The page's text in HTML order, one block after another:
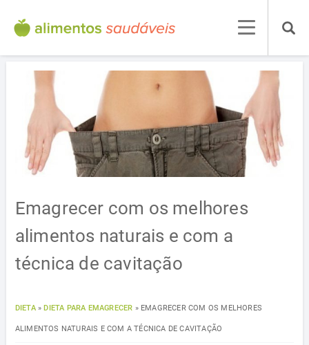
Emagrecer com os melhores
alimentos naturais e com a
técnica de cavitação
DIETA»DIETA PARA EMAGRECER » EMAGRECER COM OS MELHORES
ALIMENTOS NATURAIS E COM A TÉCNICA DE CAVITAÇÃO